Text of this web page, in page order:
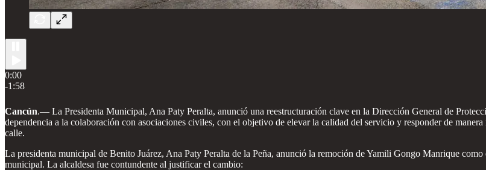
0:00
-1:58
Cancún.— La Presidenta Municipal, Ana Paty Peralta, anunció una reestructuración clave en la Dirección General de
dependencia a la colaboración con asociaciones civiles, con el objetivo de elevar la calidad del servicio y responder de
calle.
La presidenta municipal de Benito Juárez, Ana Paty Peralta de la Peña, anunció la remoción de Yamili Gongo Manrique
municipal. La alcaldesa fue contundente al justificar el cambio: